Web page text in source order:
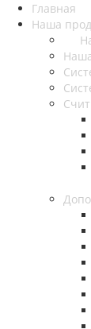
Главная
Наша